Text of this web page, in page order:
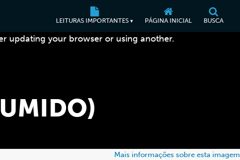
LEITURAS IMPORTANTES ▾ PÁGINA INICIAL BUSCA
updating your browser or using another.
Mais informações sobre esta imagem